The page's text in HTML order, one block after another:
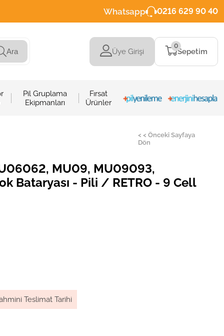
Whatsapp 0216 629 90 40
Ara Üye Girişi Sepetim
0
Pil Gruplama
Ekipmanları
Fırsat
Ürünler
< < Önceki Sayfaya
Dön
MU09, MU09093,
Bataryası - Pili / RETRO - 9 Cell
Teslimat Tarihi